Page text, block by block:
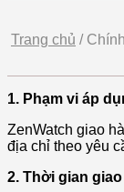
Trang chủ /
1. Phạm vi áp
ZenWatch giao
địa chỉ theo yêu
2. Thời gian